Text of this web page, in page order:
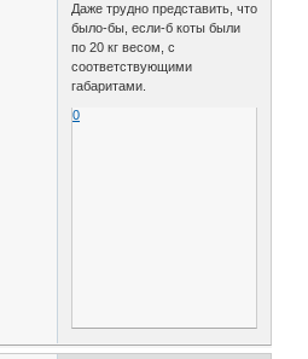
Даже трудно представить, что
было-бы, если-б коты были
по 20 кг весом, с
соответствующими
габаритами.
0